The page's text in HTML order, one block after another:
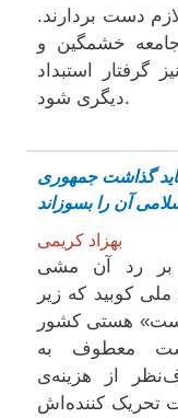
دست بردارند.
خشمگین و
گرفتار استبداد
دیگری شود.
گذاشت جمهوری
بهزاد کریمی
بر رد آن مشی
کوبید که زیر
هستی کشور
معطوف به
از هزینه‌‌ی
تحریک کننده‌‌‌اش